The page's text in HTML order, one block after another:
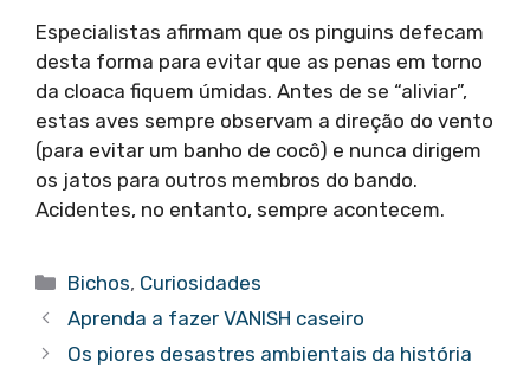
Especialistas afirmam que os pinguins defecam
desta forma para evitar que as penas em torno
da cloaca fiquem úmidas. Antes de se “aliviar”,
estas aves sempre observam a direção do vento
(para evitar um banho de cocô) e nunca dirigem
os jatos para outros membros do bando.
Acidentes, no entanto, sempre acontecem.
Categorias
Bichos, Curiosidades
Aprenda a fazer VANISH caseiro
Os piores desastres ambientais da história